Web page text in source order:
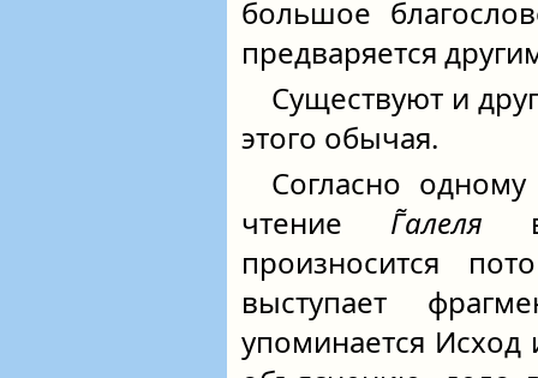
большое
предваряется
Существуют и
этого обычая.
Согласно
чтение Г̃алеля
произносится
выступает
упоминается Исход